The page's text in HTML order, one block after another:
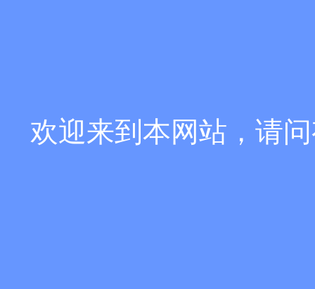
欢迎来到本网站，请